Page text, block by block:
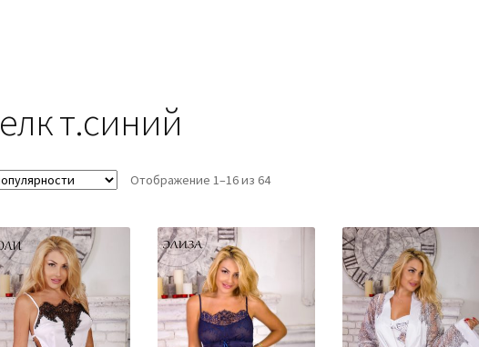
т.синий
Отображение 1–16 из 64